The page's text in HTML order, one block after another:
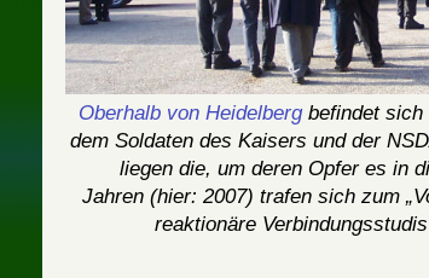
Oberhalb von Heidelbergbefindet sich
dem Soldaten des Kaisers und der
liegen die, um deren Opfer es in
Jahren (hier: 2007) trafen sich zum
reaktionäre